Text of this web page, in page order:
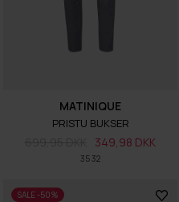
35 32
MATINIQUE
PRISTU BUKSER
349,98 DKK
SALE -50%